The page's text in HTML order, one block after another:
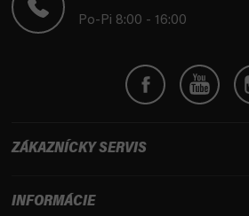
Po-Pi 8:00 - 16:00
ZÁKAZNÍCKY SERVIS
INFORMÁCIE